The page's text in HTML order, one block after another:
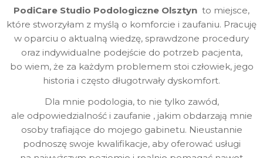
PodiCare Studio Podologiczne Olsztyn to miejsce,
które stworzyłam z myślą o komforcie i zaufaniu. Pracuję
w oparciu o aktualną wiedzę, sprawdzone procedury
oraz indywidualne podejście do potrzeb pacjenta,
bo wiem, że za każdym problemem stoi człowiek, jego
historia i często długotrwały dyskomfort.
Dla mnie podologia, to nie tylko zawód,
ale odpowiedzialność i zaufanie , jakim obdarzają mnie
osoby trafiające do mojego gabinetu. Nieustannie
podnoszę swoje kwalifikacje, aby oferować usługi